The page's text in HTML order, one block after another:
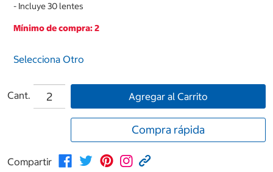
- Incluye 30 lentes
Mínimo de compra: 2
Selecciona Otro
Cant. Agregar al Carrito
Compra rápida
Compartir